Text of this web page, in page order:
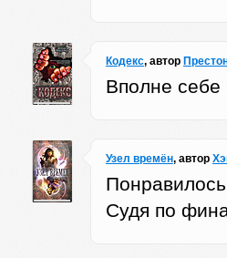
Кодекс, автор
Вполне себе
Узел времён, автор
Судя по